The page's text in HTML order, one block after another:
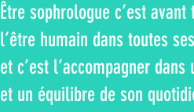
Être sophrologue c’est
l’être humain dans toutes
et c’est l’accompagner
et un équilibre de son